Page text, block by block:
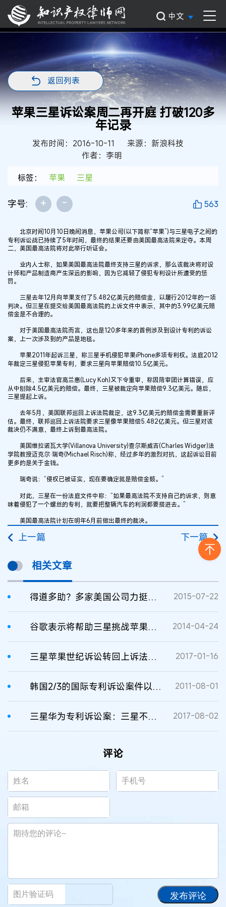
中文
返回列表
苹果三星诉讼案周二再开庭 打破120多
年记录
发布时间：2016-10-11
来源：新浪科技
作者：李明
标签：
苹果 三星
字号: + - 563
北京时间10月10日晚间消息，苹果公司(以下简称“苹果”)与三星电子之间的
专利诉讼战已持续了5年时间，最终的结果还要由美国最高法院来定夺。本周
二，美国最高法院将对此举行听证会。
业内人士称，如果美国最高法院最终支持三星的诉求，那么该裁决将对设
计师和产品制造商产生深远的影响，因为它减轻了侵犯专利设计所遭受的惩
罚。
三星去年12月向苹果支付了5.482亿美元的赔偿金，以履行2012年的一项
判决。但三星在提交给美国最高法院的上诉文件中表示，其中的3.99亿美元赔
偿金是不合理的。
对于美国最高法院而言，这也是120多年来的首例涉及到设计专利的诉讼
案，上一次涉及到的产品是地毯。
苹果2011年起诉三星，称三星手机侵犯苹果iPhone多项专利权。法庭2012
年裁定三星侵犯苹果专利，要求三星向苹果赔偿10.5亿美元。
后来，主审法官高兰惠(Lucy Koh)又下令重审，称因陪审团计算错误，应
从中刨除4.5亿美元的赔偿。最终，三星被裁定向苹果赔偿9.3亿美元。随后，
三星提起上诉。
去年5月，美国联邦巡回上诉法院裁定，这9.3亿美元的赔偿金需要重新评
估。最终，联邦巡回上诉法院要求三星像苹果赔偿5.482亿美元。但三星对该
裁决仍不满意，最终上诉到最高法院。
美国维拉诺瓦大学(Villanova University)查尔斯威吉(Charles Widger)法
学院教授迈克尔·瑞奇(Michael Risch)称，经过多年的激烈对抗，这起诉讼目前
更多的是关于金钱。
瑞奇说：“侵权已被证实，现在要确定就是赔偿金额。”
对此，三星在一份法庭文件中称：“如果最高法院不支持自己的诉求，则意
味着侵犯了一个螺丝的专利，就要把整辆汽车的利润都要搭进去。”
美国最高法院计划在明年6月前做出最终的裁决。
上一篇 下一篇
相关文章
得道多助？多家美国公司力挺三星专利诉讼案 2015-07-22
谷歌表示将帮助三星挑战苹果专利诉讼 2014-04-24
三星苹果世纪诉讼转回上诉法庭，修改三星赔偿金额 2017-01-16
韩国2/3的国际专利诉讼案件以三星、LG为诉讼对象 2011-08-01
三星华为专利诉讼案：三星不依不饶起诉专利复审委员会 2017-08-02
评论
发布评论